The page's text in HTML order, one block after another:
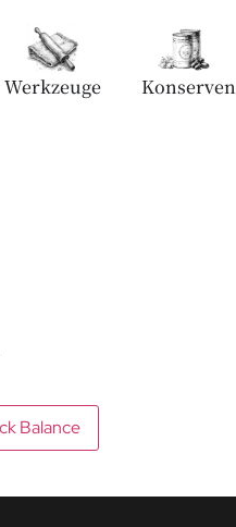
Werkzeuge Konserven